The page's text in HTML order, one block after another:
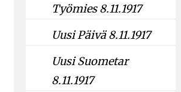
Työmies 8.11.1917
Uusi Päivä 8.11.1917
Uusi Suometar
8.11.1917